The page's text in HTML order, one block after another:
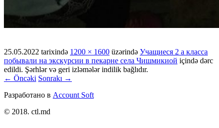
25.05.2022 tarixində 1200 × 1600 üzərində Учащиеся 2 а класса
побывали на экскурсии в пекарне села Чишмикиой içində dərc
edildi. Şərhlər və geri izləmələr indilik bağlıdır.
← Öncəki Sonrakı →
Разработано в Account Soft
© 2018. ctl.md